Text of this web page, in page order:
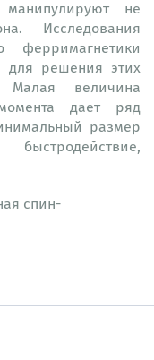
не
Исследования
ферримагнетики
для решения этих
Малая величина
дает ряд
размер
спин-